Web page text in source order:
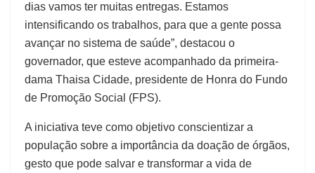
dias vamos ter muitas entregas. Estamos
intensificando os trabalhos, para que a gente possa
avançar no sistema de saúde”, destacou o
governador, que esteve acompanhado da primeira-
dama Thaisa Cidade, presidente de Honra do Fundo
de Promoção Social (FPS).
A iniciativa teve como objetivo conscientizar a
população sobre a importância da doação de órgãos,
gesto que pode salvar e transformar a vida de